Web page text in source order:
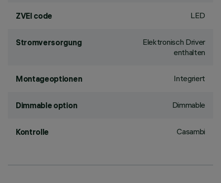
ZVEI code LED
Stromversorgung
Elektronisch Driver
enthalten
Montageoptionen Integriert
Dimmable option Dimmable
Kontrolle Casambi